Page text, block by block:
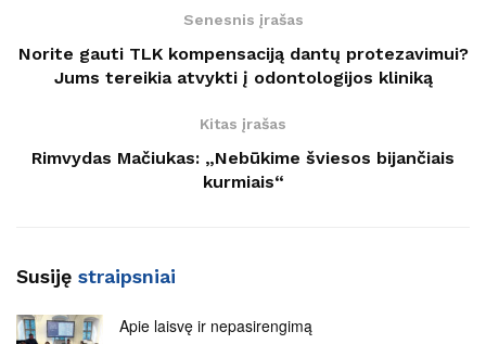
Senesnis įrašas
Norite gauti TLK kompensaciją dantų protezavimui?
Jums tereikia atvykti į odontologijos kliniką
Kitas įrašas
Rimvydas Mačiukas: „Nebūkime šviesos bijančiais
kurmiais“
Susiję straipsniai
Apie laisvę ir nepasirengimą